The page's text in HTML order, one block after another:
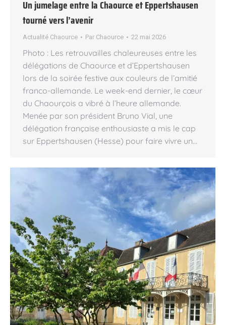
Un jumelage entre la Chaource et Eppertshausen
tourné vers l’avenir
Actualité Chaource Par Chaource 22 mai 2026
Photo : Les retrouvailles chaleureuses entre les
délégations de Chaource et d’Eppertshausen
lors de la soirée festive aux couleurs de l’amitié
franco-allemande. Le week-end dernier, le cœur
du Chaourçois a vibré à l’heure allemande.
Menée par son président Bruno Vial, une
délégation française enthousiaste a mis le cap
sur Eppertshausen (Hesse) pour faire vivre un…